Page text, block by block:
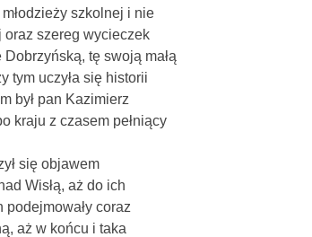
szkolnej i nie
szereg wycieczek
tę swoją małą
tym uczyła się historii
był pan Kazimierz
kraju z czasem pełniący
się objawem
Wisłą, aż do ich
podejmowały coraz
aż w końcu i taka